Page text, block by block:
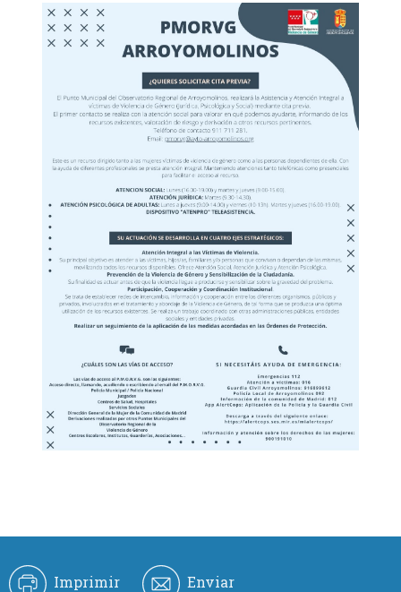
Imprimir Enviar